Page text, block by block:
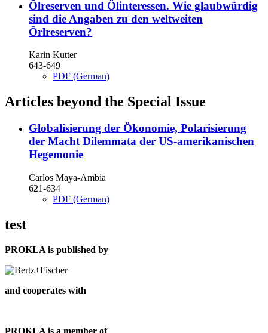
Ölreserven und Ölinteressen. Wie glaubwürdig
sind die Angaben zu den weltweiten
Örlreserven?
Karin Kutter
643-649
PDF (German)
Articles beyond the Special Issue
Globalisierung der Ökonomie, Polarisierung
der MachtDilemmata der US-amerikanischen
Hegemonie
Carlos Maya-Ambia
621-634
PDF (German)
test
PROKLA is published by
and cooperates with
PROKLA is a member of